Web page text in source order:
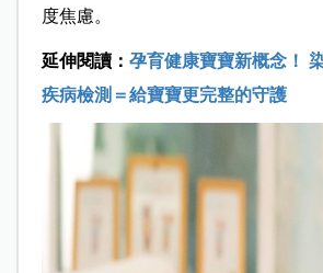
度焦慮。
延伸閱讀： 孕育健康寶寶新概念！
疾病檢測＝給寶寶更完整的守護